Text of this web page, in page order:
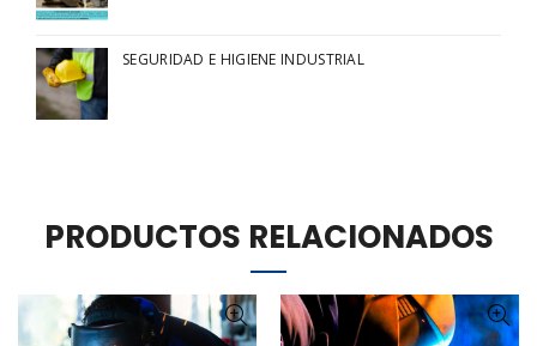
SEGURIDAD E HIGIENE INDUSTRIAL
PRODUCTOS RELACIONADOS